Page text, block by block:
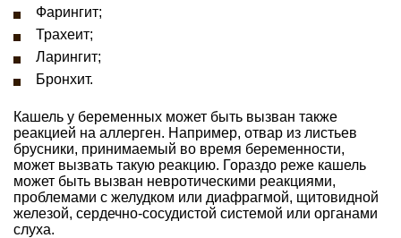
Фарингит;
Трахеит;
Ларингит;
Бронхит.
Кашель у беременных может быть вызван также
реакцией на аллерген. Например, отвар из листьев
брусники, принимаемый во время беременности,
может вызвать такую реакцию. Гораздо реже кашель
может быть вызван невротическими реакциями,
проблемами с желудком или диафрагмой, щитовидной
железой, сердечно-сосудистой системой или органами
слуха.